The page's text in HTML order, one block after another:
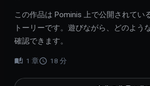
この作品は Pominis 上で公開されてい
トーリーです。遊びながら、どのよう
確認できます。
1 章 18 分